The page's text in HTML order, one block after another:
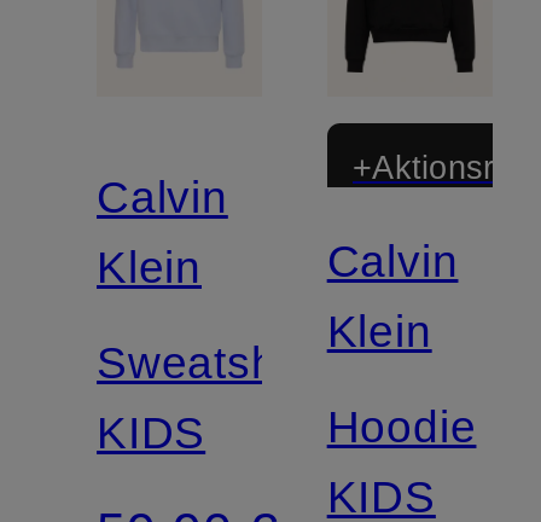
Calvin
Klein
Sweatshirt
KIDS
Calvin
Klein
Hoodie
KIDS